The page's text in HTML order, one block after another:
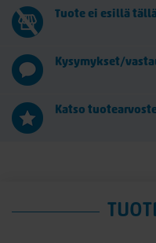
Tuote ei esillä
Kysymykset/
Katso